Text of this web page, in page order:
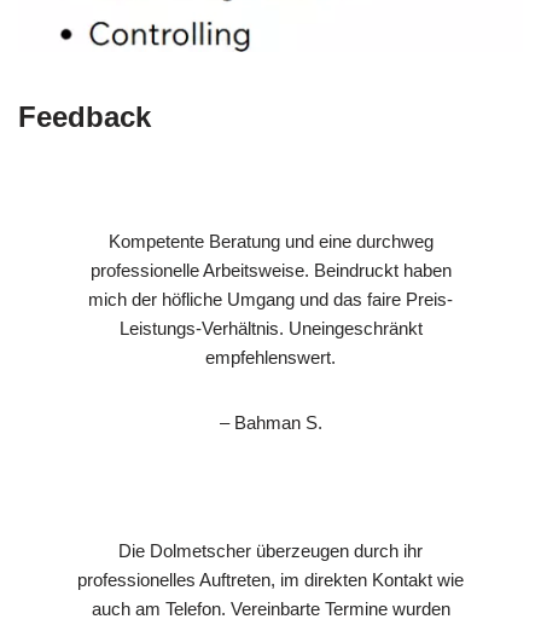
Feedback
Kompetente Beratung und eine durchweg
professionelle Arbeitsweise. Beindruckt haben
mich der höfliche Umgang und das faire Preis-
Leistungs-Verhältnis. Uneingeschränkt
empfehlenswert.
– Bahman S.
Die Dolmetscher überzeugen durch ihr
professionelles Auftreten, im direkten Kontakt wie
auch am Telefon. Vereinbarte Termine wurden